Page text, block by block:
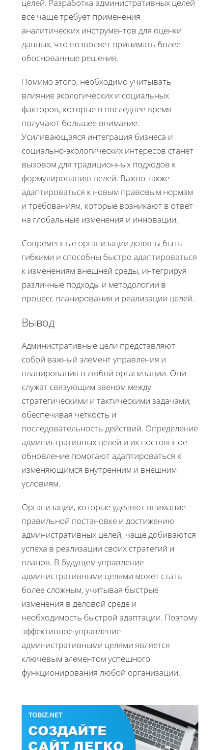
целей. Разработка административных целей
все чаще требует применения
аналитических инструментов для оценки
данных, что позволяет принимать более
обоснованные решения.
Помимо этого, необходимо учитывать
влияние экологических и социальных
факторов, которые в последнее время
получают большее внимание.
Усиливающаяся интеграция бизнеса и
социально-экологических интересов станет
вызовом для традиционных подходов к
формулированию целей. Важно также
адаптироваться к новым правовым нормам
и требованиям, которые возникают в ответ
на глобальные изменения и инновации.
Современные организации должны быть
гибкими и способны быстро адаптироваться
к изменениям внешней среды, интегрируя
различные подходы и методологии в
процесс планирования и реализации целей.
Вывод
Административные цели представляют
собой важный элемент управления и
планирования в любой организации. Они
служат связующим звеном между
стратегическими и тактическими задачами,
обеспечивая четкость и
последовательность действий. Определение
административных целей и их постоянное
обновление помогают адаптироваться к
изменяющимся внутренним и внешним
условиям.
Организации, которые уделяют внимание
правильной постановке и достижению
административных целей, чаще добиваются
успеха в реализации своих стратегий и
планов. В будущем управление
административными целями может стать
более сложным, учитывая быстрые
изменения в деловой среде и
необходимость быстрой адаптации. Поэтому
эффективное управление
административными целями является
ключевым элементом успешного
функционирования любой организации.